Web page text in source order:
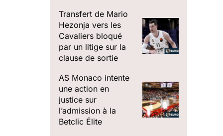
Transfert de Mario
Hezonja vers les
Cavaliers bloqué
par un litige sur la
clause de sortie
AS Monaco intente
une action en
justice sur
l’admission à la
Betclic Élite